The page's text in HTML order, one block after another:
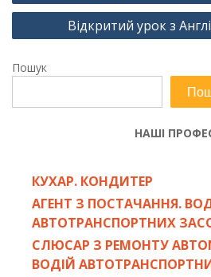
Відкритий урок з
Пошук
НАШІ
КУХАР. КОНДИТЕР
АГЕНТ З ПОСТАЧАННЯ.
АВТОТРАНСПОРТНИХ
СЛЮСАР З РЕМОНТУ
ВОДІЙ